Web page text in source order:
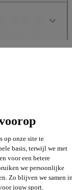
21.000+